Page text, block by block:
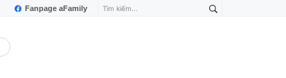
Fanpage aFamily